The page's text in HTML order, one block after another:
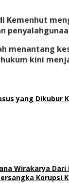
Kemenhut
menantang
kini
yang Dikubur
Wirakarya
Korupsi